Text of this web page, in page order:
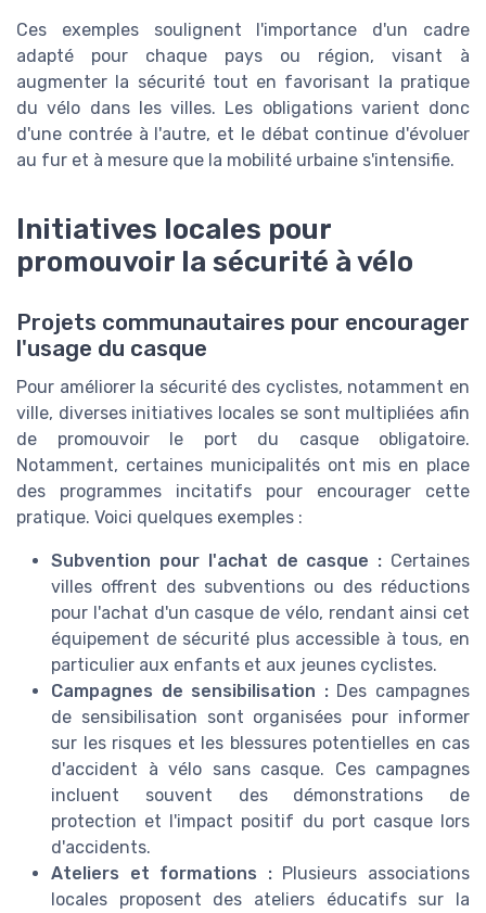
Ces exemples soulignent l'importance d'un cadre
adapté pour chaque pays ou région, visant à
augmenter la sécurité tout en favorisant la pratique
du vélo dans les villes. Les obligations varient donc
d'une contrée à l'autre, et le débat continue d'évoluer
au fur et à mesure que la mobilité urbaine s'intensifie.
Initiatives locales pour
promouvoir la sécurité à vélo
Projets communautaires pour encourager
l'usage du casque
Pour améliorer la sécurité des cyclistes, notamment en
ville, diverses initiatives locales se sont multipliées afin
de promouvoir le port du casque obligatoire.
Notamment, certaines municipalités ont mis en place
des programmes incitatifs pour encourager cette
pratique. Voici quelques exemples :
Subvention pour l'achat de casque : Certaines
villes offrent des subventions ou des réductions
pour l'achat d'un casque de vélo, rendant ainsi cet
équipement de sécurité plus accessible à tous, en
particulier aux enfants et aux jeunes cyclistes.
Campagnes de sensibilisation :Des campagnes
de sensibilisation sont organisées pour informer
sur les risques et les blessures potentielles en cas
d'accident à vélo sans casque. Ces campagnes
incluent souvent des démonstrations de
protection et l'impact positif du port casque lors
d'accidents.
Ateliers et formations :Plusieurs associations
locales proposent des ateliers éducatifs sur la